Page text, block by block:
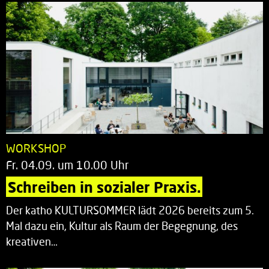
WORKSHOP
Fr. 04.09. um 10.00 Uhr
Schreiben in sozialer Praxis.
Der katho KULTURSOMMER lädt 2026 bereits zum 5.
Mal dazu ein, Kultur als Raum der Begegnung, des
kreativen…